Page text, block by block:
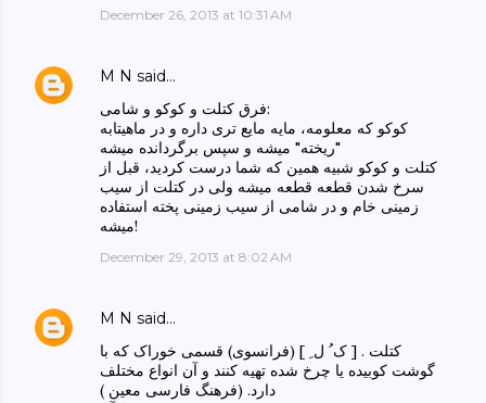
December 26, 2013 at 10:31 AM
M N said…
فرق کتلت و کوکو و شامی:
کوکو که معلومه، مایه مایع تری داره و در ماهیتابه
"ریخته" میشه و سپس برگردانده میشه
کتلت و کوکو شبیه همین که شما درست کردید، قبل از
سرخ شدن قطعه قطعه میشه ولی در کتلت از سیب
زمینی خام و در شامی از سیب زمینی پخته استفاده
میشه!
December 29, 2013 at 8:02 AM
M N said…
کتلت . [ ک ُ ل ِ ] (فرانسوی) قسمی خوراک که با
گوشت کوبیده یا چرخ شده تهیه کنند و آن انواع مختلف
دارد. (فرهنگ فارسی معین )